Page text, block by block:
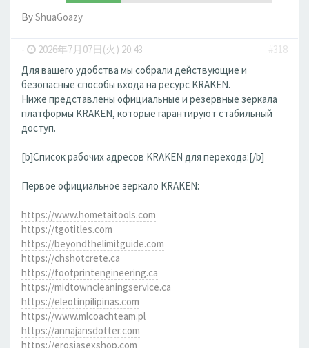
ByShuaGoazy
- 2026年7月07日(火) 20:43
#318
Для вашего удобства мы собрали действующие и
безопасные способы входа на ресурс KRAKEN.
Ниже представлены официальные и резервные зеркала
платформы KRAKEN, которые гарантируют стабильный
доступ.
[b]Список рабочих адресов KRAKEN для перехода:[/b]
Первое официальное зеркало KRAKEN:
https://www.hometaitools.com
https://tgotitles.com
https://beyondthelimitguide.com
https://chshotcrete.ca
https://footprintengineering.ca
https://midtowncleaningservice.ca
https://eleotinpilipinas.com
https://www.mlcoachteam.pl
https://annajansdotter.com
https://erosiasexshop.com